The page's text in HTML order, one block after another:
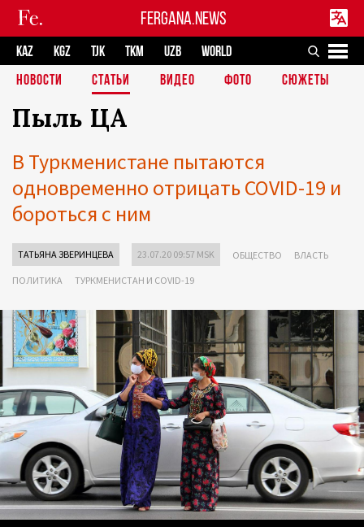
FERGANA.NEWS
KAZ KGZ TJK TKM UZB
WORLD
НОВОСТИ
СТАТЬИ ВИДЕО ФОТО СЮЖЕТЫ
Пыль ЦА
В Туркменистане пытаются
одновременно отрицать COVID-19 и
бороться с ним
ТАТЬЯНА ЗВЕРИНЦЕВА 23.07.20 09:57 MSK ОБЩЕСТВО ВЛАСТЬ
ПОЛИТИКА ТУРКМЕНИСТАН И COVID-19